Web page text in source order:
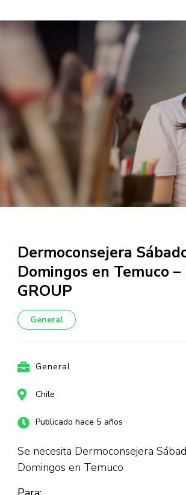
Dermoconsejera
Domingos en Temuco –
GROUP
General
General
Chile
Publicado hace 5 años
Se necesita Dermoconsejera
Domingos en Temuco